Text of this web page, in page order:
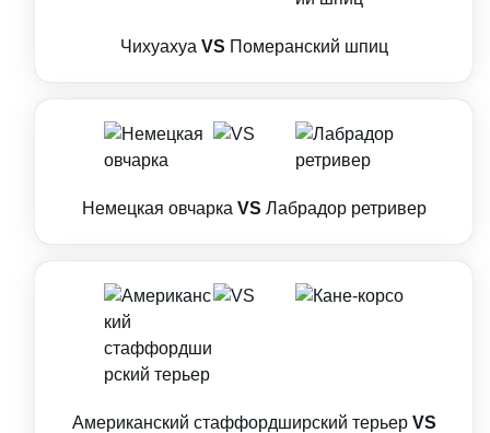
Чихуахуа VS Померанский шпиц
Немецкая овчарка VS Лабрадор ретривер
Американский стаффордширский терьер VS